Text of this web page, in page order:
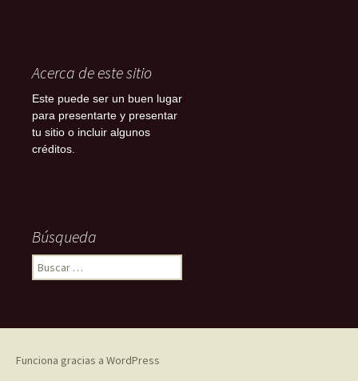
Acerca de este sitio
Este puede ser un buen lugar
para presentarte y presentar
tu sitio o incluir algunos
créditos.
Búsqueda
Buscar:
Funciona gracias a WordPress